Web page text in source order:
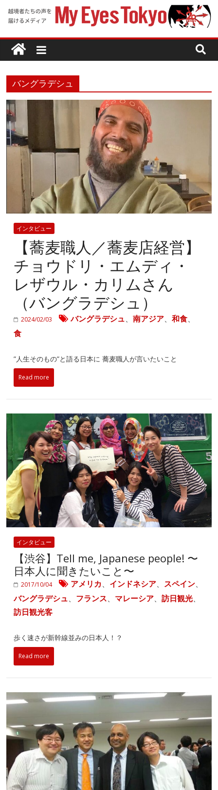
バングラデシュ
インタビュー
【蕎麦職人／蕎麦店経営】
チョウドリ・エムディ・
レザウル・カリムさん
（バングラデシュ）
2024/02/03 バングラデシュ、南アジア、和食、
食
”人生そのもの”と語る日本に 蕎麦職人が言いたいこと
Read more
インタビュー
【渋谷】Tell me, Japanese people! 〜
日本人に聞きたいこと〜
2017/10/04 アメリカ、 インドネシア、 スペイン、
バングラデシュ、 フランス、 マレーシア、訪日観光、
訪日観光客
歩く速さが新幹線並みの日本人！？
Read more